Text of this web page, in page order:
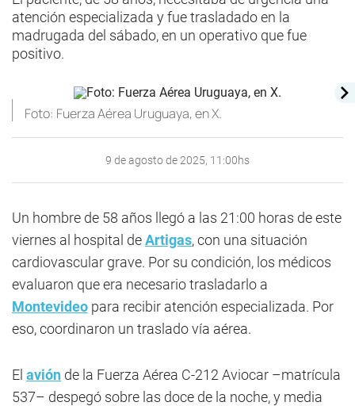
atención especializada y fue trasladado en la
madrugada del sábado, en un operativo que fue
positivo.
Foto: Fuerza Aérea Uruguaya, en X.
9 de agosto de 2025, 11:00hs
Un hombre de 58 años llegó a las 21:00 horas de este
viernes al hospital deArtigas, con una situación
cardiovascular grave. Por su condición, los médicos
evaluaron que era necesario trasladarlo a
Montevideo para recibir atención especializada. Por
eso, coordinaron un traslado vía aérea.
El avión de la Fuerza Aérea C-212 Aviocar –matrícula
537– despegó sobre las doce de la noche, y media